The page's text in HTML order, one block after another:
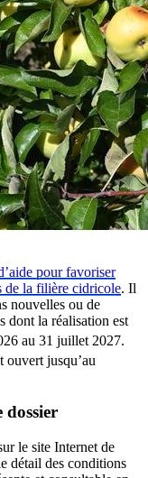
pour favoriser
de la filière cidricole. Il
nouvelles ou de
dont la réalisation est
au 31 juillet 2027.
jusqu’au
dossier
le site Internet de
détail des conditions